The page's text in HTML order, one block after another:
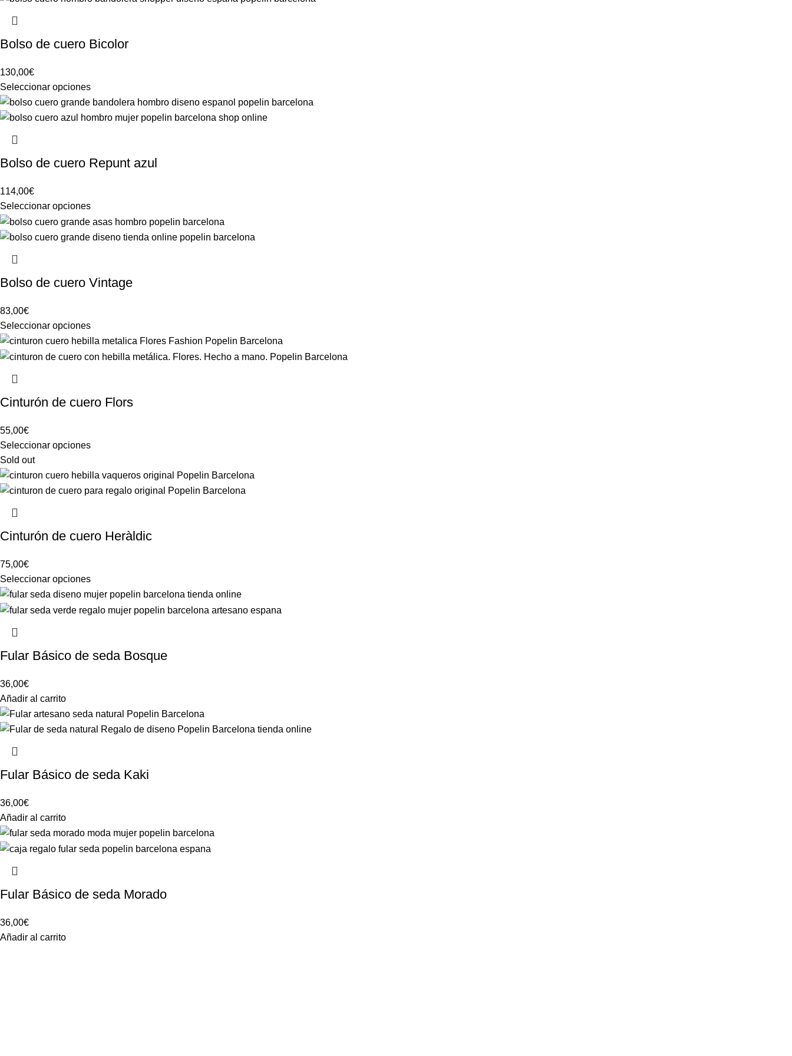
Bolso de cuero Bicolor
130,00€
Seleccionar opciones
Bolso de cuero Repunt azul
114,00€
Seleccionar opciones
Bolso de cuero Vintage
83,00€
Seleccionar opciones
Cinturón de cuero Flors
55,00€
Seleccionar opciones
Sold out
Cinturón de cuero Heràldic
75,00€
Seleccionar opciones
Fular Básico de seda Bosque
36,00€
Añadir al carrito
Fular Básico de seda Kaki
36,00€
Añadir al carrito
Fular Básico de seda Morado
36,00€
Añadir al carrito